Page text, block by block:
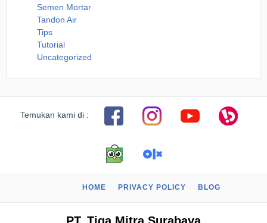
Semen Mortar
Tandon Air
Tips
Tutorial
Uncategorized
Temukan kami di :
HOME PRIVACY POLICY BLOG